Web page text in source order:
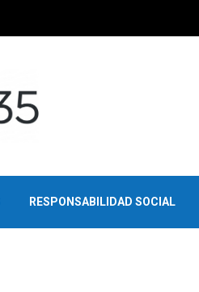
RESPONSABILIDAD SOCIAL